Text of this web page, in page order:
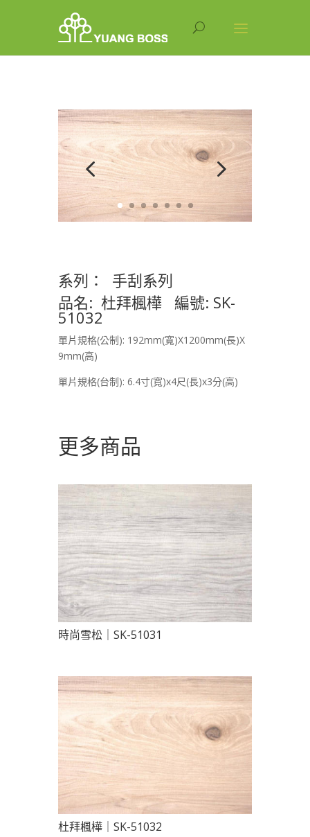
系列： 手刮系列
品名: 杜拜楓樺 編號: SK-
51032
單片規格(公制): 192mm(寬)X1200mm(長)X
9mm(高)
單片規格(台制): 6.4寸(寬)x4尺(長)x3分(高)
更多商品
時尚雪松｜SK-51031
杜拜楓樺｜SK-51032